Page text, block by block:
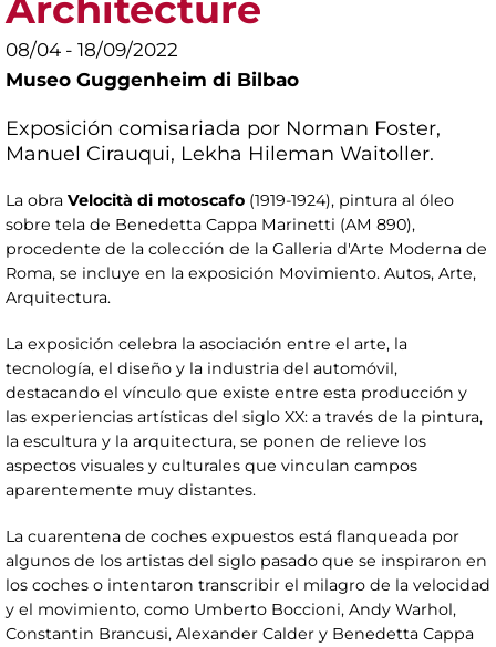
Architecture
08/04 - 18/09/2022
Museo Guggenheim di Bilbao
Exposición comisariada por Norman Foster,
Manuel Cirauqui, Lekha Hileman Waitoller.
La obra Velocità di motoscafo (1919-1924), pintura al óleo
sobre tela de Benedetta Cappa Marinetti (AM 890),
procedente de la colección de la Galleria d'Arte Moderna de
Roma, se incluye en la exposición Movimiento. Autos, Arte,
Arquitectura.
La exposición celebra la asociación entre el arte, la
tecnología, el diseño y la industria del automóvil,
destacando el vínculo que existe entre esta producción y
las experiencias artísticas del siglo XX: a través de la pintura,
la escultura y la arquitectura, se ponen de relieve los
aspectos visuales y culturales que vinculan campos
aparentemente muy distantes.
La cuarentena de coches expuestos está flanqueada por
algunos de los artistas del siglo pasado que se inspiraron en
los coches o intentaron transcribir el milagro de la velocidad
y el movimiento, como Umberto Boccioni, Andy Warhol,
Constantin Brancusi, Alexander Calder y Benedetta Cappa